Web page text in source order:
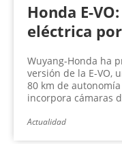
Honda E-
eléctrica
Wuyang-Honda ha
versión de la E-VO,
80 km de
incorpora cámaras
Actualidad